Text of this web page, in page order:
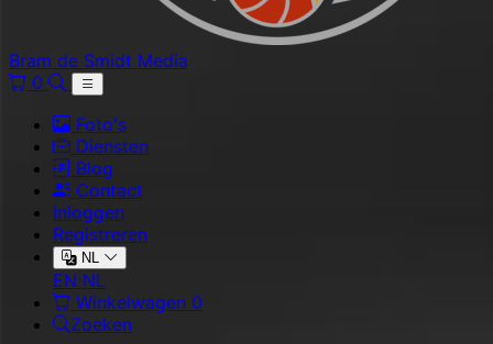
Bram de Smidt Media
0
Foto's
Diensten
Blog
Contact
Inloggen
Registreren
NL
EN NL
Winkelwagen 0
Zoeken